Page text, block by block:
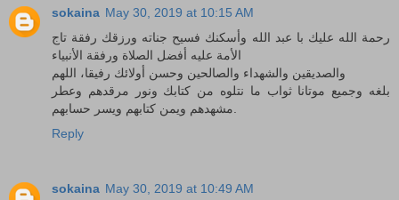
sokaina May 30, 2019 at 10:15 AM
رحمة الله عليك با عبد الله وأسكنك فسيح جناته ورزقك رفقة تاج
الأمة عليه أفضل الصلاة ورفقة الأنبياء
والصديقين والشهداء والصالحين وحسن أولائك رفيقا، اللهم
بلغه وجميع موتانا ثواب ما نتلوه من كتابك ونور مرقدهم وعطر
Reply
sokaina May 30, 2019 at 10:49 AM